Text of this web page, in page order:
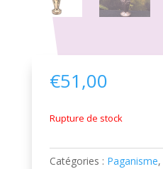
€51,00
Rupture de stock
Catégories : Paganisme,